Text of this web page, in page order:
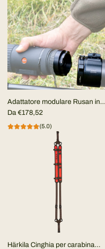
Adattatore modulare Rusan in
due pezzi per termico Clip-on
Da €178,52
(5.0)
Härkila Cinghia per carabina